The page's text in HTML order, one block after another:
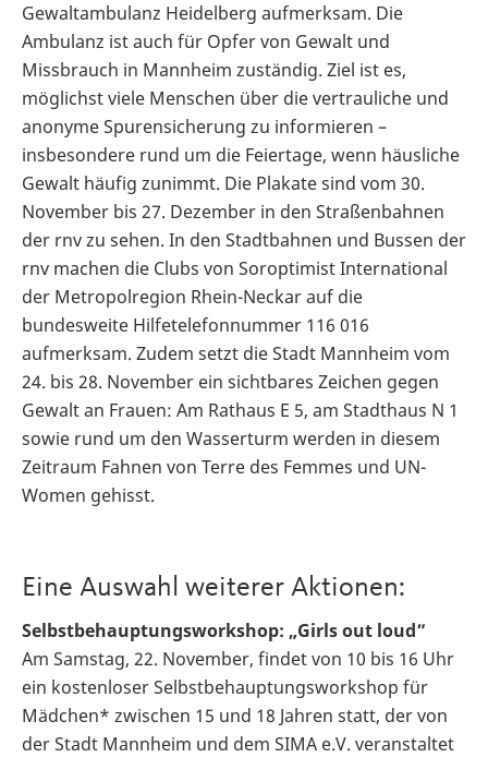
Gewaltambulanz Heidelberg aufmerksam. Die
Ambulanz ist auch für Opfer von Gewalt und
Missbrauch in Mannheim zuständig. Ziel ist es,
möglichst viele Menschen über die vertrauliche und
anonyme Spurensicherung zu informieren –
insbesondere rund um die Feiertage, wenn häusliche
Gewalt häufig zunimmt. Die Plakate sind vom 30.
November bis 27. Dezember in den Straßenbahnen
der rnv zu sehen. In den Stadtbahnen und Bussen der
rnv machen die Clubs von Soroptimist International
der Metropolregion Rhein-Neckar auf die
bundesweite Hilfetelefonnummer 116 016
aufmerksam. Zudem setzt die Stadt Mannheim vom
24. bis 28. November ein sichtbares Zeichen gegen
Gewalt an Frauen: Am Rathaus E 5, am Stadthaus N 1
sowie rund um den Wasserturm werden in diesem
Zeitraum Fahnen von Terre des Femmes und UN-
Women gehisst.
Eine Auswahl weiterer Aktionen:
Selbstbehauptungsworkshop: „Girls out loud”
Am Samstag, 22. November, findet von 10 bis 16 Uhr
ein kostenloser Selbstbehauptungsworkshop für
Mädchen* zwischen 15 und 18 Jahren statt, der von
der Stadt Mannheim und dem SIMA e.V. veranstaltet